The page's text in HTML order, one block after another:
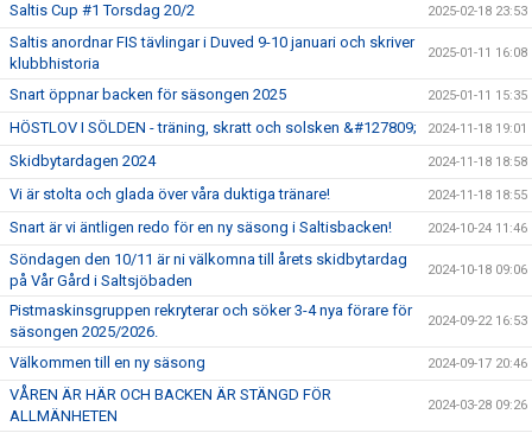
Saltis Cup #1 Torsdag 20/2 2025-02-18 23:53
Saltis anordnar FIS tävlingar i Duved 9-10 januari och skriver
klubbhistoria
2025-01-11 16:08
Snart öppnar backen för säsongen 2025 2025-01-11 15:35
HÖSTLOV I SÖLDEN - träning, skratt och solsken &#127809; 2024-11-18 19:01
Skidbytardagen 2024 2024-11-18 18:58
Vi är stolta och glada över våra duktiga tränare! 2024-11-18 18:55
Snart är vi äntligen redo för en ny säsong i Saltisbacken! 2024-10-24 11:46
Söndagen den 10/11 är ni välkomna till årets skidbytardag
på Vår Gård i Saltsjöbaden
2024-10-18 09:06
Pistmaskinsgruppen rekryterar och söker 3-4 nya förare för
säsongen 2025/2026.
2024-09-22 16:53
Välkommen till en ny säsong 2024-09-17 20:46
VÅREN ÄR HÄR OCH BACKEN ÄR STÄNGD FÖR
ALLMÄNHETEN
2024-03-28 09:26